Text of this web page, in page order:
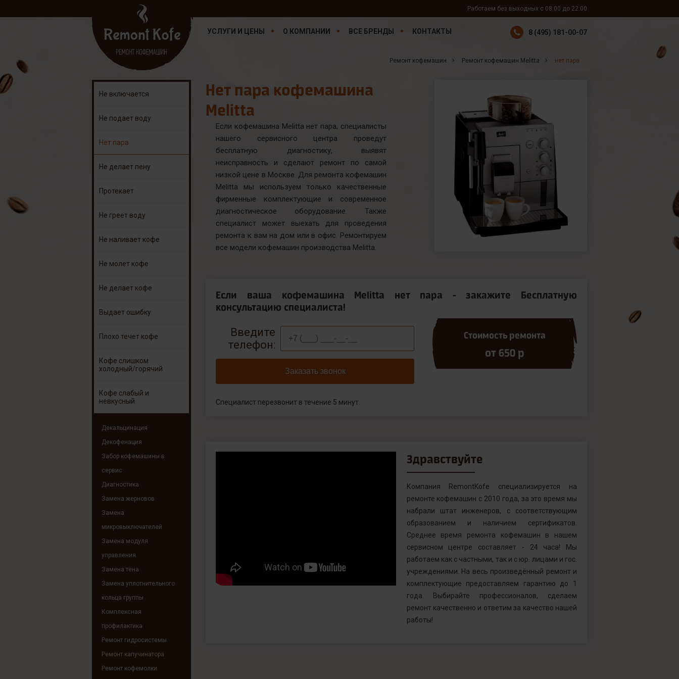
Работаем без выходных с 08:00 до 22:00
УСЛУГИ И ЦЕНЫ О КОМПАНИИ ВСЕ БРЕНДЫ КОНТАКТЫ 8 (495) 181-00-07
Ремонт кофемашин Ремонт кофемашин Melitta нет пара
Не включается
Не подает воду
Нет пара
Не делает пену
Протекает
Не греет воду
Не наливает кофе
Не молет кофе
Не делает кофе
Выдает ошибку
Плохо течет кофе
Кофе слишком
холодный/горячий
Кофе слабый и
невкусный
Декальцинация
Декофенация
Забор кофемашины в
сервис
Диагностика
Замена жерновов
Замена
микровыключателей
Замена модуля
управления
Замена тена
Замена уплотнительного
кольца группы
Комплексная
профилактика
Ремонт гидросистемы
Ремонт капучинатора
Ремонт кофемолки
Нет пара кофемашина
Melitta
Если кофемашина Melitta нет пара, специалисты
нашего сервисного центра проведут
бесплатную диагностику, выявят
неисправность и сделают ремонт по самой
низкой цене в Москве. Для ремонта кофемашин
Melitta мы используем только качественные
фирменные комплектующие и современное
диагностическое оборудование. Также
специалист может выехать для проведения
ремонта к вам на дом или в офис. Ремонтируем
все модели кофемашин производства Melitta.
Если ваша кофемашина Melitta нет пара - закажите Бесплатную
консультацию специалиста!
Стоимость ремонта
от 650 р
Введите
телефон:
Заказать звонок
Специалист перезвонит в течение 5 минут.
Здравствуйте
Компания RemontKofe специализируется на
ремонте кофемашин с 2010 года, за это время мы
набрали штат инженеров, с соответствующим
образованием и наличием сертификатов.
Среднее время ремонта кофемашин в нашем
сервисном центре составляет - 24 часа! Мы
работаем как с частными, так и с юр. лицами и гос.
учреждениями. На весь произведённый ремонт и
комплектующие предоставляем гарантию до 1
года. Выбирайте профессионалов, сделаем
ремонт качественно и ответим за качество нашей
работы!